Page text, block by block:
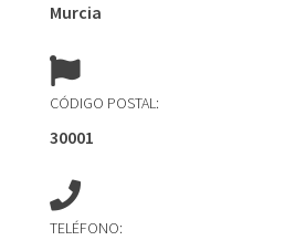
Murcia
CÓDIGO POSTAL:
30001
TELÉFONO: